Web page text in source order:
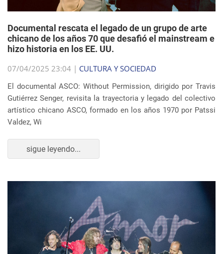
Documental rescata el legado de un grupo de arte
chicano de los años 70 que desafió el mainstream e
hizo historia en los EE. UU.
07/04/2025 23:04 | CULTURA Y SOCIEDAD
El documental ASCO: Without Permission, dirigido por Travis
Gutiérrez Senger, revisita la trayectoria y legado del colectivo
artístico chicano ASCO, formado en los años 1970 por Patssi
Valdez, Wi
sigue leyendo...